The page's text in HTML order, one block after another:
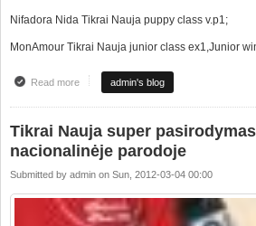
Nifadora Nida Tikrai Nauja puppy class v.p1;
MonAmour Tikrai Nauja junior class ex1,Junior
Read moreabout SUPER RESULTS FROM
admin's blog
Tikrai Nauja super
nacionalinėje parodoje
Submitted by admin on Sun, 2012-03-04 00:00